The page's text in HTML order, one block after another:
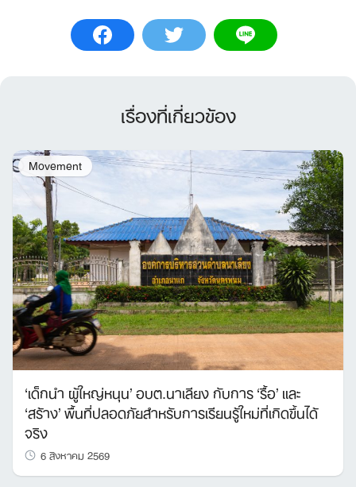
เรื่องที่เกี่ยวข้อง
Movement
‘เด็กนำ ผู้ใหญ่หนุน’ อบต.นาเลียง กับการ ‘รื้อ’ และ
‘สร้าง’ พื้นที่ปลอดภัยสำหรับการเรียนรู้ใหม่ที่เกิดขึ้นได้
จริง
6 สิงหาคม 2569